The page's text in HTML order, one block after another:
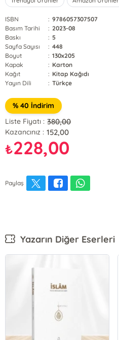
ISBN : 9786057307507
Basım Tarihi
: 2023-08
Baskı
: 5
Sayfa Sayısı
: 448
Boyut
: 130x205
Kapak
: Karton
Kağıt
: Kitap Kağıdı
Yayın Dili
: Türkçe
% 40 İndirim
Liste Fiyatı : 380,00
Kazancınız : 152,00
₺228,00
Paylaş
Yazarın Diğer Eserleri